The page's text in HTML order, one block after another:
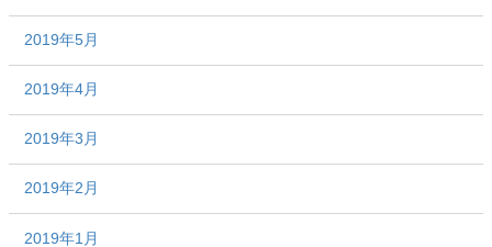
2019年5月
2019年4月
2019年3月
2019年2月
2019年1月